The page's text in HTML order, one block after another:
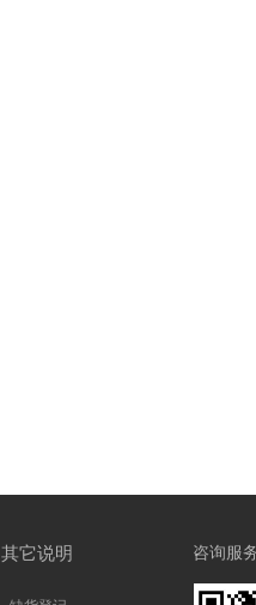
其它说明 咨询服